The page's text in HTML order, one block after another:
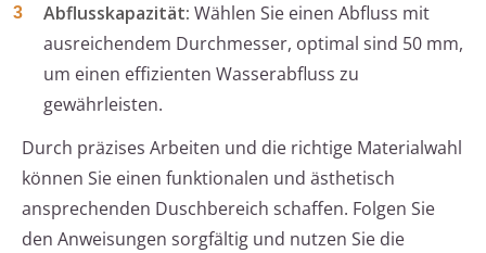
Abflusskapazität: Wählen Sie einen Abfluss mit
ausreichendem Durchmesser, optimal sind 50 mm,
um einen effizienten Wasserabfluss zu
gewährleisten.
Durch präzises Arbeiten und die richtige Materialwahl
können Sie einen funktionalen und ästhetisch
ansprechenden Duschbereich schaffen. Folgen Sie
den Anweisungen sorgfältig und nutzen Sie die